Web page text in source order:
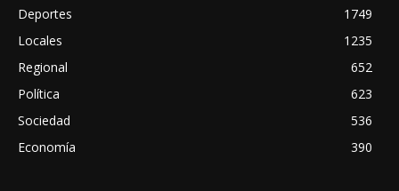
Deportes
1749
Locales
1235
Regional
652
Política
623
Sociedad
536
Economía
390